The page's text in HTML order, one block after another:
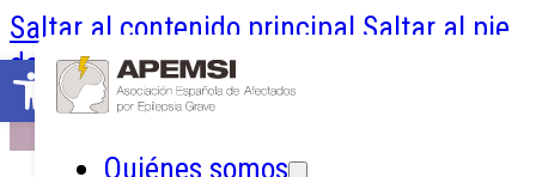
Abrir barra de herramientas
Saltar al contenido principal Saltar al pie
de página
Quiénes somos